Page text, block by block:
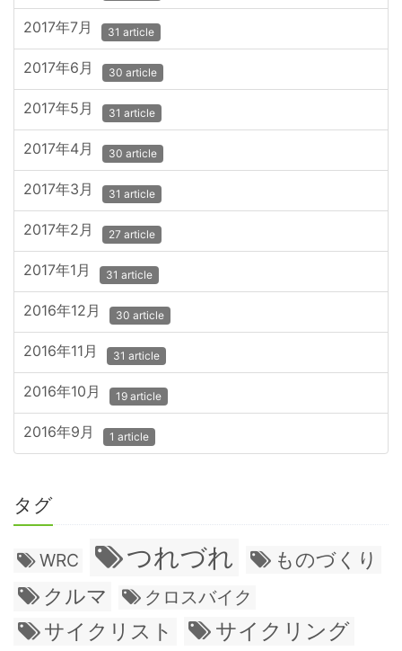
2017年7月 31 article
2017年6月 30 article
2017年5月 31 article
2017年4月 30 article
2017年3月 31 article
2017年2月 27 article
2017年1月 31 article
2016年12月 30 article
2016年11月 31 article
2016年10月 19 article
2016年9月 1 article
タグ
WRC つれづれ ものづくり
クルマ クロスバイク
サイクリスト サイクリング